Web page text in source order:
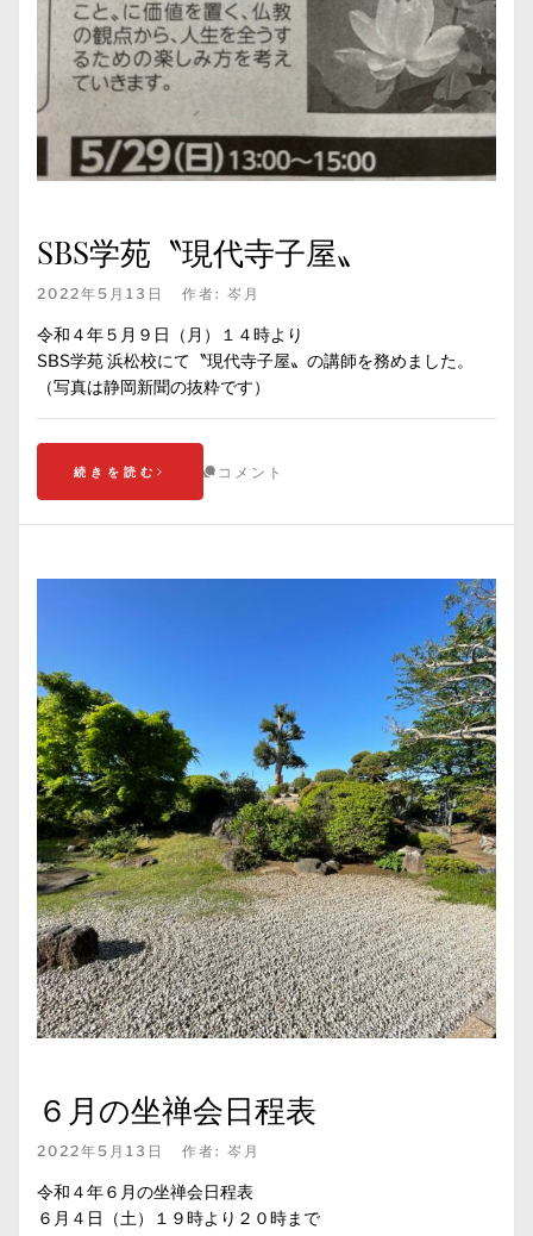
SBS学苑〝現代寺子屋〟
2022年5月13日 作者: 岑月
令和４年５月９日（月）１４時より
SBS学苑 浜松校にて〝現代寺子屋〟の講師を務めました。
（写真は静岡新聞の抜粋です）
続きを読む コメント
６月の坐禅会日程表
2022年5月13日 作者: 岑月
令和４年６月の坐禅会日程表
６月４日（土）１９時より２０時まで